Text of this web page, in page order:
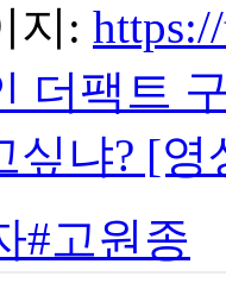
지:
더팩트
싶냐? [
#고원종